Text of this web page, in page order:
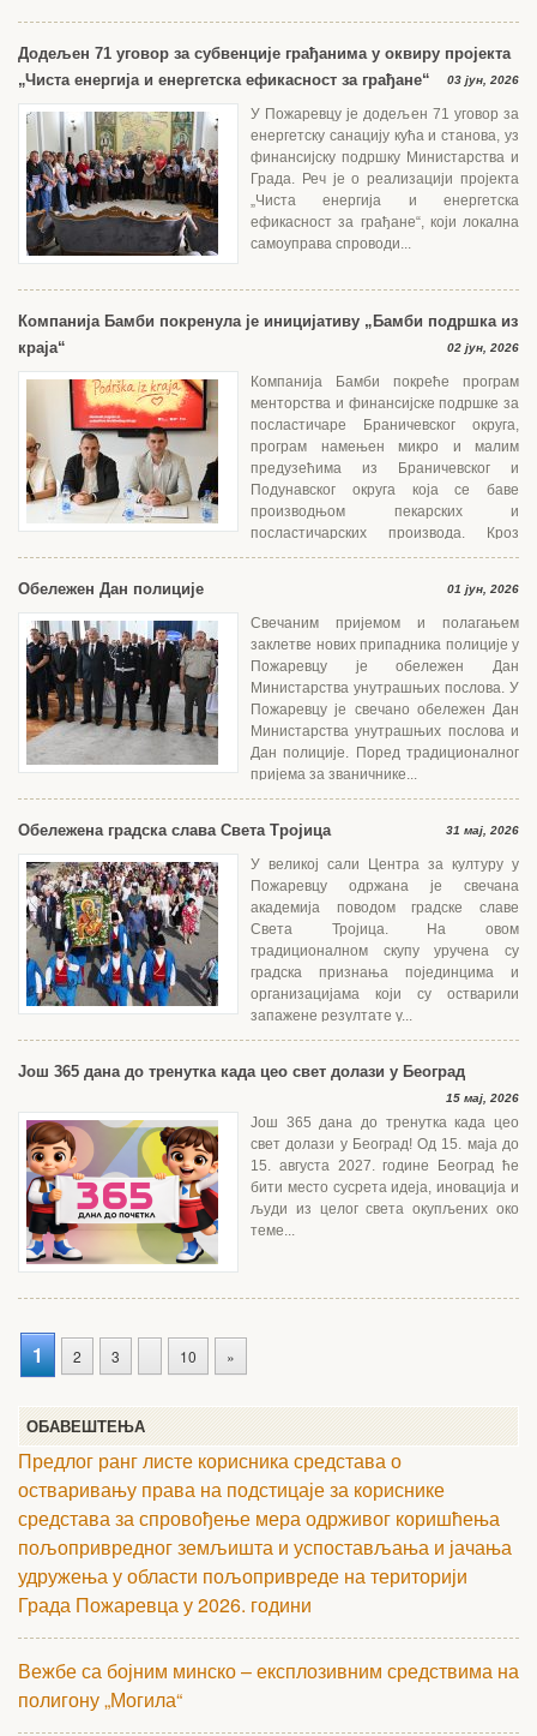
Додељен 71 уговор за субвенције грађанима у оквиру пројекта
„Чиста енергија и енергетска ефикасност за грађане“
03 јун, 2026
У Пожаревцу је додељен 71 уговор за
енергетску санацију кућа и станова, уз
финансијску подршку Министарства и
Града. Реч је о реализацији пројекта
„Чиста енергија и енергетска
ефикасност за грађане“, који локална
самоуправа спроводи...
Компанија Бамби покренула је иницијативу „Бамби подршка из
краја“
02 јун, 2026
Компанија Бамби покреће програм
менторства и финансијске подршке за
посластичаре Браничевског округа,
програм намењен микро и малим
предузећима из Браничевског и
Подунавског округа која се баве
производњом пекарских и
посластичарских производа. Кроз
едукацију, менторски...
Обележен Дан полиције 01 јун, 2026
Свечаним пријемом и полагањем
заклетве нових припадника полиције у
Пожаревцу је обележен Дан
Министарства унутрашњих послова. У
Пожаревцу је свечано обележен Дан
Министарства унутрашњих послова и
Дан полиције. Поред традиционалног
пријема за званичнике...
Обележена градска слава Света Тројица 31 мај, 2026
У великој сали Центра за културу у
Пожаревцу одржана је свечана
академија поводом градске славе
Света Тројица. На овом
традиционалном скупу уручена су
градска признања појединцима и
организацијама који су остварили
запажене резултате у...
Још 365 дана до тренутка када цео свет долази у Београд
15 мај, 2026
Још 365 дана до тренутка када цео
свет долази у Београд! Од 15. маја до
15. августа 2027. године Београд ће
бити место сусрета идеја, иновација и
људи из целог света окупљених око
теме...
1 2 3 10 »
ОБАВЕШТЕЊА
Предлог ранг листе корисника средстава о
остваривању права на подстицаје за кориснике
средстава за спровођење мера одрживог коришћења
пољопривредног земљишта и успостављања и јачања
удружења у области пољопривреде на територији
Града Пожаревца у 2026. години
Вежбе са бојним минско – експлозивним средствима на
полигону „Могила“